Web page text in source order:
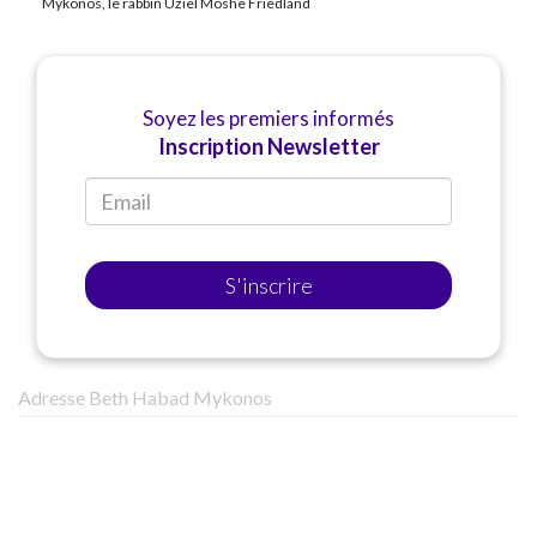
Soyez les premiers informés
Inscription Newsletter
S'inscrire
Adresse Beth Habad Mykonos